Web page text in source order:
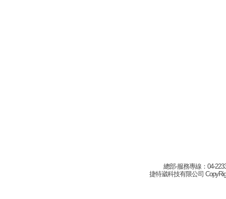
總部-服務專線：04-
捷特崴科技有限公司